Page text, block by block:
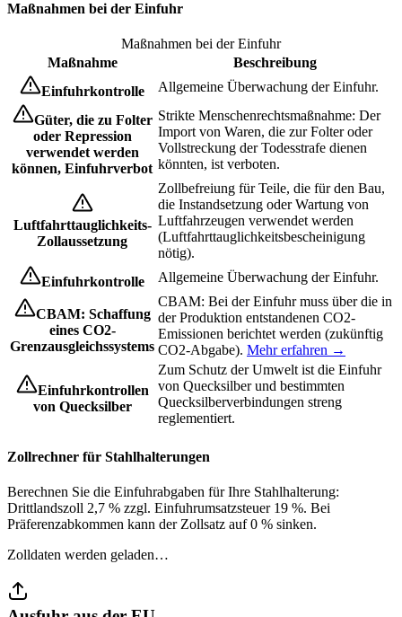
Maßnahmen bei der Einfuhr
Maßnahmen bei der Einfuhr
Maßnahme
Beschreibung
Einfuhrkontrolle
Allgemeine Überwachung der Einfuhr.
Güter, die zu Folter
oder Repression
verwendet werden
können, Einfuhrverbot
Strikte Menschenrechtsmaßnahme: Der
Import von Waren, die zur Folter oder
Vollstreckung der Todesstrafe dienen
könnten, ist verboten.
Luftfahrttauglichkeits-
Zollaussetzung
Zollbefreiung für Teile, die für den Bau,
die Instandsetzung oder Wartung von
Luftfahrzeugen verwendet werden
(Luftfahrttauglichkeitsbescheinigung
nötig).
Einfuhrkontrolle
Allgemeine Überwachung der Einfuhr.
CBAM: Schaffung
eines CO2-
Grenzausgleichssystems
CBAM: Bei der Einfuhr muss über die in
der Produktion entstandenen CO2-
Emissionen berichtet werden (zukünftig
CO2-Abgabe). Mehr erfahren →
Einfuhrkontrollen
von Quecksilber
Zum Schutz der Umwelt ist die Einfuhr
von Quecksilber und bestimmten
Quecksilberverbindungen streng
reglementiert.
Zollrechner für Stahlhalterungen
Berechnen Sie die Einfuhrabgaben für Ihre Stahlhalterung:
Drittlandszoll 2,7 % zzgl. Einfuhrumsatzsteuer 19 %. Bei
Präferenzabkommen kann der Zollsatz auf 0 % sinken.
Zolldaten werden geladen…